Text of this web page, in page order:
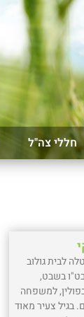
חללי צה"ל
לבית גולוב
ב-1911, בט"ו בשבט,
למשפחה
בגיל צעיר מאוד